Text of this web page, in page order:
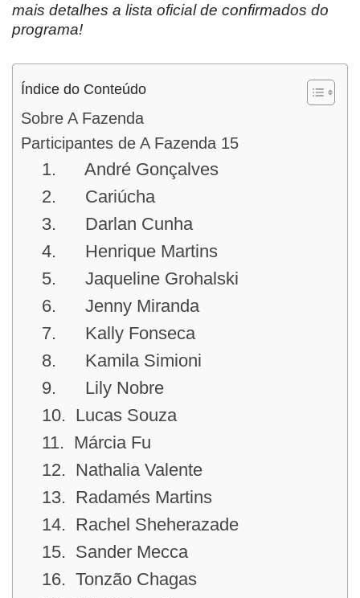
mais detalhes a lista oficial de confirmados do
programa!
Índice do Conteúdo
Sobre A Fazenda
Participantes de A Fazenda 15
1. André Gonçalves
2. Cariúcha
3. Darlan Cunha
4. Henrique Martins
5. Jaqueline Grohalski
6. Jenny Miranda
7. Kally Fonseca
8. Kamila Simioni
9. Lily Nobre
10. Lucas Souza
11. Márcia Fu
12. Nathalia Valente
13. Radamés Martins
14. Rachel Sheherazade
15. Sander Mecca
16. Tonzão Chagas